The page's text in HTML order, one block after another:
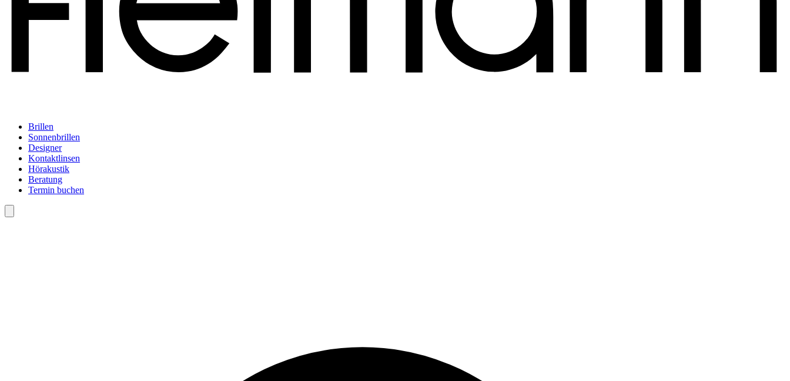
Brillen
Sonnenbrillen
Designer
Kontaktlinsen
Hörakustik
Beratung
Termin buchen